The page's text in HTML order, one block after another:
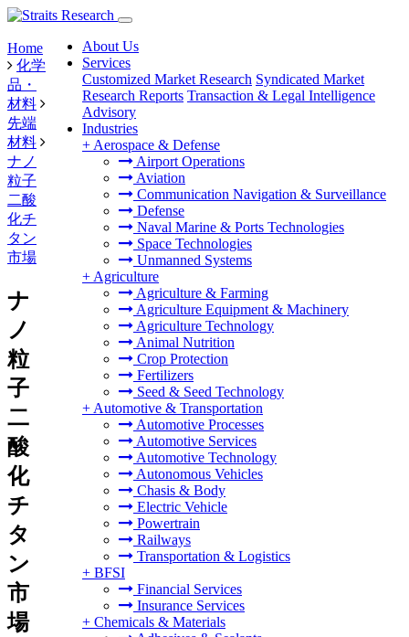
About Us
Services
Customized Market Research Syndicated Market
Research Reports Transaction & Legal Intelligence
Advisory
Industries
+ Aerospace & Defense
Airport Operations
Aviation
Communication Navigation & Surveillance
Defense
Naval Marine & Ports Technologies
Space Technologies
Unmanned Systems
+ Agriculture
Agriculture & Farming
Agriculture Equipment & Machinery
Agriculture Technology
Animal Nutrition
Crop Protection
Fertilizers
Seed & Seed Technology
+ Automotive & Transportation
Automotive Processes
Automotive Services
Automotive Technology
Autonomous Vehicles
Chasis & Body
Electric Vehicle
Powertrain
Railways
Transportation & Logistics
+ BFSI
Financial Services
Insurance Services
+ Chemicals & Materials
Home
化学
品・
材料
先端
材料
ナノ
粒子
二酸
化チ
タン
市場
ナ
ノ
粒
子
二
酸
化
チ
タ
ン
市
場